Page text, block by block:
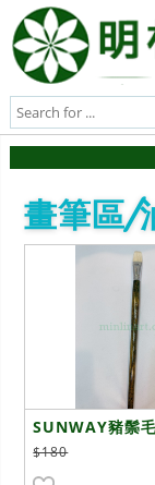
畫筆區/
SUNWAY豬鬃
12號
$180